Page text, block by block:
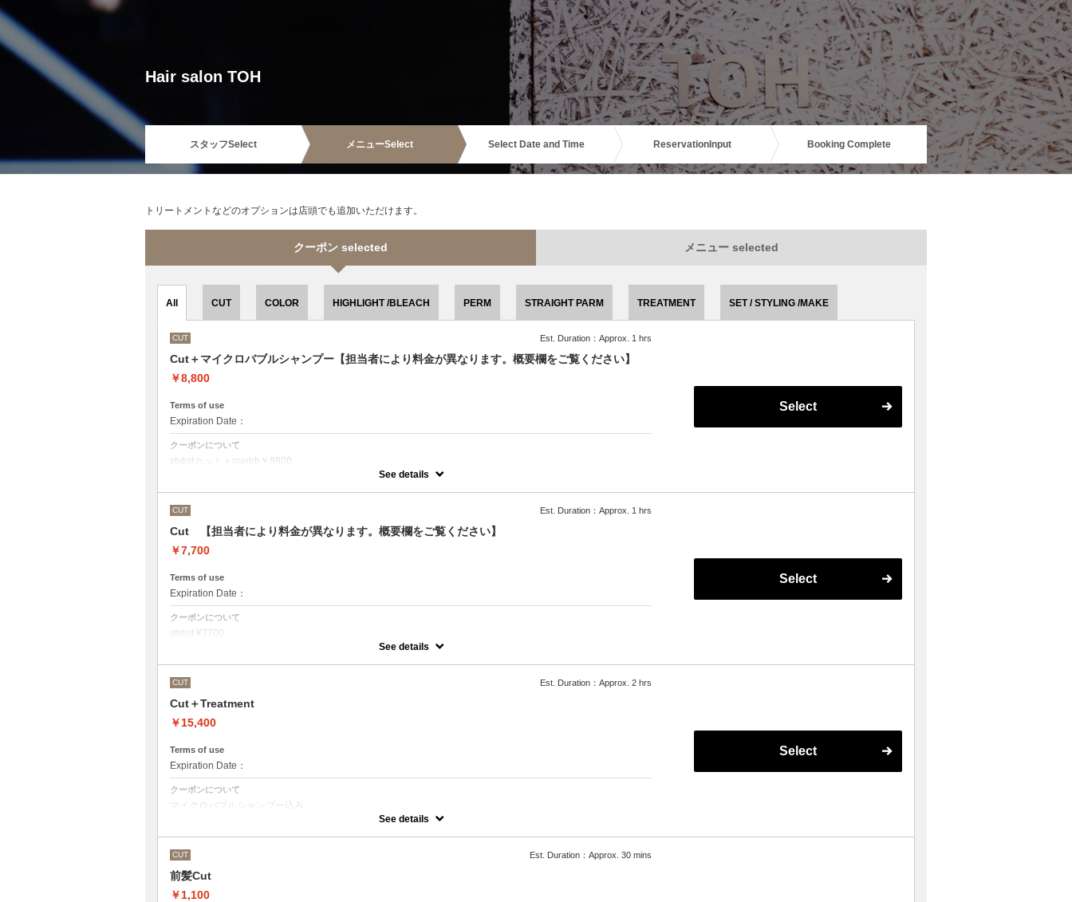
Hair salon TOH
スタッフSelect メニューSelect Select Date and Time Reservation Input Booking Complete
トリートメントなどのオプションは店頭でも追加いただけます。
クーポン selected メニュー selected
All CUT COLOR HIGHLIGHT /BLEACH PERM STRAIGHT PARM TREATMENT SET / STYLING /MAKE
CUT Est. Duration：Approx. 1 hrs
Cut＋マイクロバブルシャンプー【担当者により料金が異なります。概要欄をご覧ください】
￥8,800
Terms of use
Expiration Date：
クーポンについて
stylistカット＋marbb￥8800
魔法のバブルmarbbを使ったカット＆シャンプーです。
シャンプースタイリング代が含まれております。
See details
Select
CUT Est. Duration：Approx. 1 hrs
Cut 【担当者により料金が異なります。概要欄をご覧ください】
￥7,700
Terms of use
Expiration Date：
クーポンについて
stylist ¥7700
シャンプースタイリング代が含まれております。
（マイクロバブルシャンプーをご希望の方はオプションでお選びいただくかご来店の際にスタッフにお伝えくだ
さい）
See details
Select
CUT Est. Duration：Approx. 2 hrs
Cut＋Treatment
￥15,400
Terms of use
Expiration Date：
クーポンについて
マイクロバブルシャンプー込み
Aujuaシステムトリートメントを使った４ステップトリートメント
●髪の長さにより別途ロング料金を頂戴いたします。
See details
Select
CUT Est. Duration：Approx. 30 mins
前髪Cut
￥1,100